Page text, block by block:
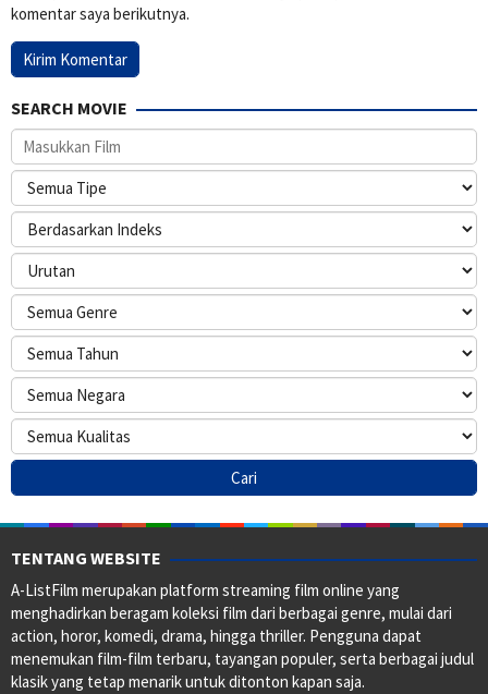
komentar saya berikutnya.
SEARCH MOVIE
TENTANG WEBSITE
A-ListFilm merupakan platform streaming film online yang
menghadirkan beragam koleksi film dari berbagai genre, mulai dari
action, horor, komedi, drama, hingga thriller. Pengguna dapat
menemukan film-film terbaru, tayangan populer, serta berbagai judul
klasik yang tetap menarik untuk ditonton kapan saja.